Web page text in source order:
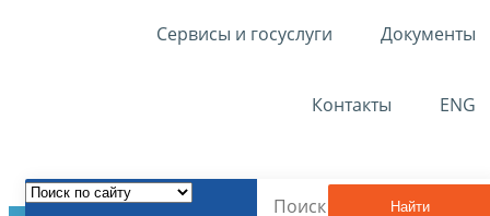
Сервисы и госуслуги Документы
Контакты ENG
Найти